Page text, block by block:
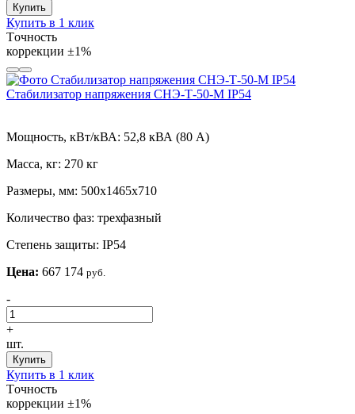
Купить
Купить в 1 клик
Tочность
коррекции ±1%
Стабилизатор напряжения СНЭ-Т-50-М IP54
Мощность, кВт/кВА: 52,8 кВА (80 А)
Масса, кг: 270 кг
Размеры, мм: 500х1465х710
Количество фаз: трехфазный
Степень защиты: IP54
Цена: 667 174 руб.
-
+
шт.
Купить
Купить в 1 клик
Tочность
коррекции ±1%